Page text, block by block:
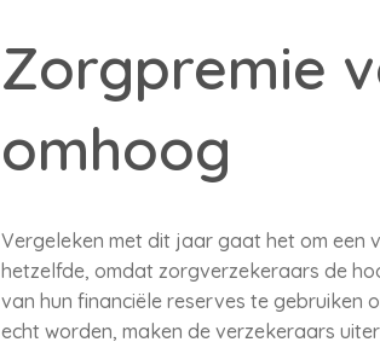
Zorgpremie
omhoog
Vergeleken met dit jaar gaat het om een
hetzelfde, omdat zorgverzekeraars de
van hun financiële reserves te gebruiken
echt worden, maken de verzekeraars